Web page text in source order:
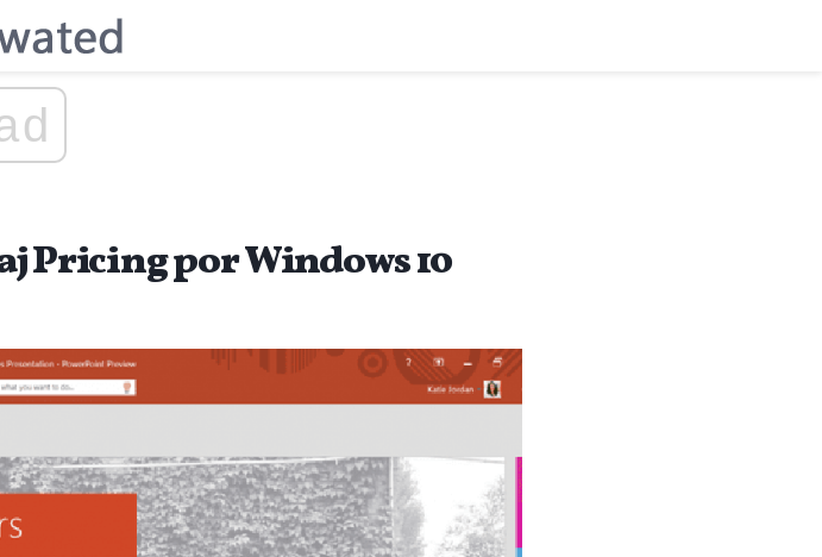
Pricing por Windows 10